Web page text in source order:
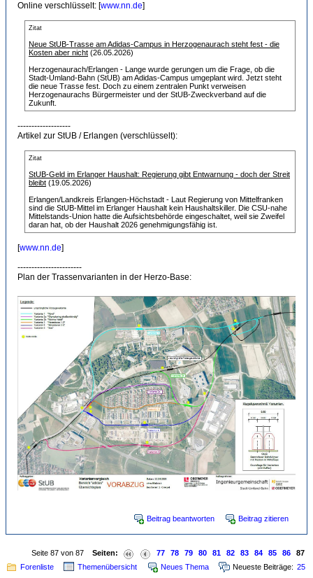
Online verschlüsselt: [www.nn.de]
Zitat
Neue StUB-Trasse am Adidas-Campus in Herzogenaurach steht fest - die
Kosten aber nicht (26.05.2026)
Herzogenaurach/Erlangen - Lange wurde gerungen um die Frage, ob die
Stadt-Umland-Bahn (StUB) am Adidas-Campus umgeplant wird. Jetzt steht
die neue Trasse fest. Doch zu einem zentralen Punkt verweisen
Herzogenaurachs Bürgermeister und der StUB-Zweckverband auf die
Zukunft.
-------------------
Artikel zur StUB / Erlangen (verschlüsselt):
Zitat
StUB-Geld im Erlanger Haushalt: Regierung gibt Entwarnung - doch der Streit
bleibt (19.05.2026)
Erlangen/Landkreis Erlangen-Höchstadt - Laut Regierung von Mittelfranken
sind die StUB-Mittel im Erlanger Haushalt kein Haushaltskiller. Die CSU-nahe
Mittelstands-Union hatte die Aufsichtsbehörde eingeschaltet, weil sie Zweifel
daran hat, ob der Haushalt 2026 genehmigungsfähig ist.
[www.nn.de]
-----------------------
Plan der Trassenvarianten in der Herzo-Base:
Beitrag beantworten Beitrag zitieren
Seite 87 von 87 Seiten: 77 78 79 80 81 82 83 84 85 86
87
Forenliste
Themenübersicht Neues Thema Neueste Beiträge: 25